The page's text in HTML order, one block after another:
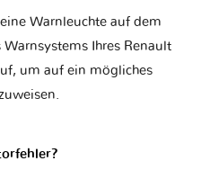
Warnleuchte auf dem
Ihres Renault
um auf ein mögliches